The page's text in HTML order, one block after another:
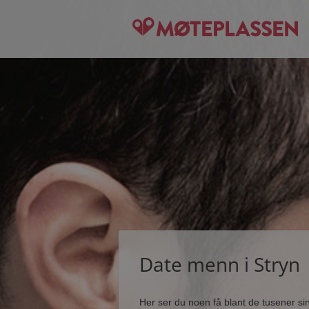
Date menn i Stryn
Her ser du noen få blant de tusener